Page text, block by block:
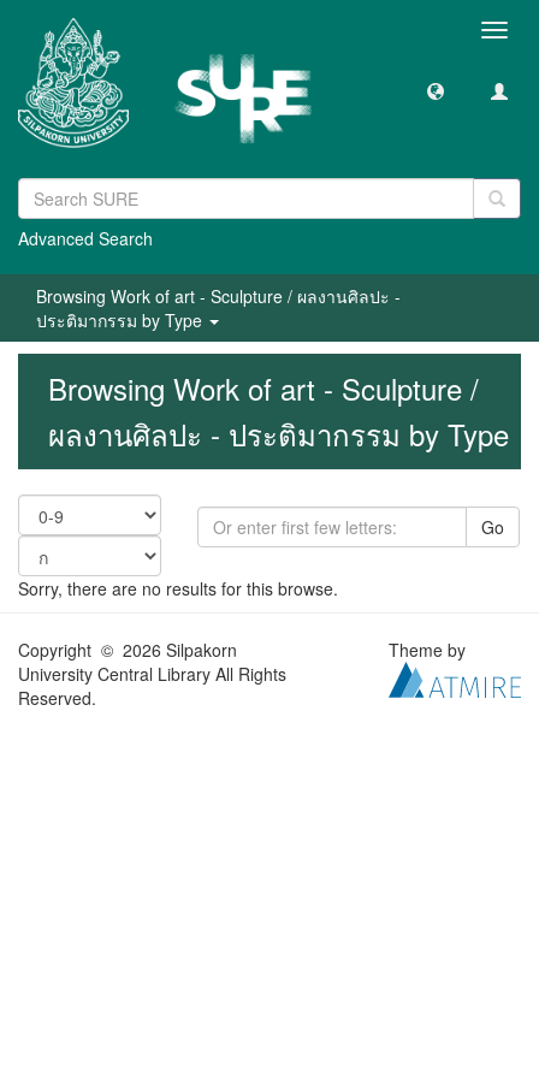
Advanced Search
Browsing Work of art - Sculpture / ผลงานศิลปะ -
ประติมากรรม by Type
Browsing Work of art - Sculpture /
ผลงานศิลปะ - ประติมากรรม by Type
Go
Sorry, there are no results for this browse.
Copyright © 2026 Silpakorn
University Central Library All Rights
Reserved.
Theme by